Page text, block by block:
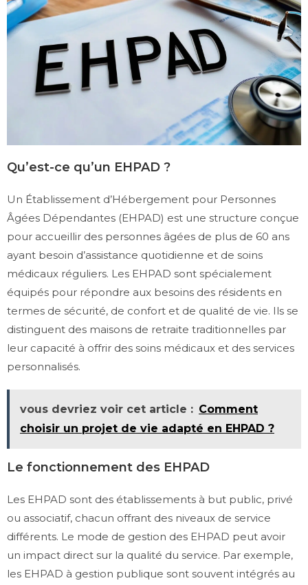
Qu’est-ce qu’un EHPAD ?
Un Établissement d’Hébergement pour Personnes
Âgées Dépendantes (EHPAD) est une structure conçue
pour accueillir des personnes âgées de plus de 60 ans
ayant besoin d’assistance quotidienne et de soins
médicaux réguliers. Les EHPAD sont spécialement
équipés pour répondre aux besoins des résidents en
termes de sécurité, de confort et de qualité de vie. Ils se
distinguent des maisons de retraite traditionnelles par
leur capacité à offrir des soins médicaux et des services
personnalisés.
vous devriez voir cet article : Comment
choisir un projet de vie adapté en EHPAD ?
Le fonctionnement des EHPAD
Les EHPAD sont des établissements à but public, privé
ou associatif, chacun offrant des niveaux de service
différents. Le mode de gestion des EHPAD peut avoir
un impact direct sur la qualité du service. Par exemple,
les EHPAD à gestion publique sont souvent intégrés au